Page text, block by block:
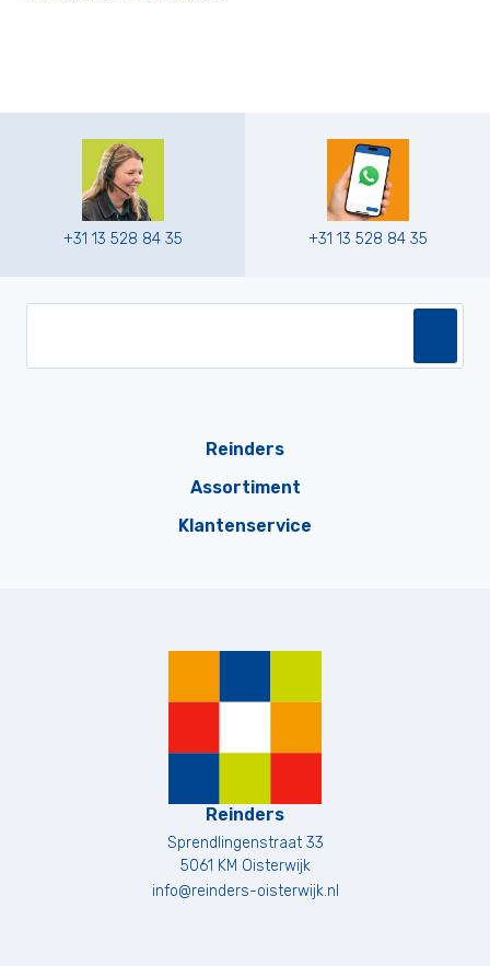
+31 13 528 84 35 +31 13 528 84 35
Reinders
Assortiment
Klantenservice
Reinders
Sprendlingenstraat 33
5061 KM Oisterwijk
info@reinders-oisterwijk.nl